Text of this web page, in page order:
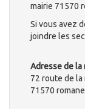
mairie 71570
Si vous avez
joindre les
Adresse de la
72 route de la
71570